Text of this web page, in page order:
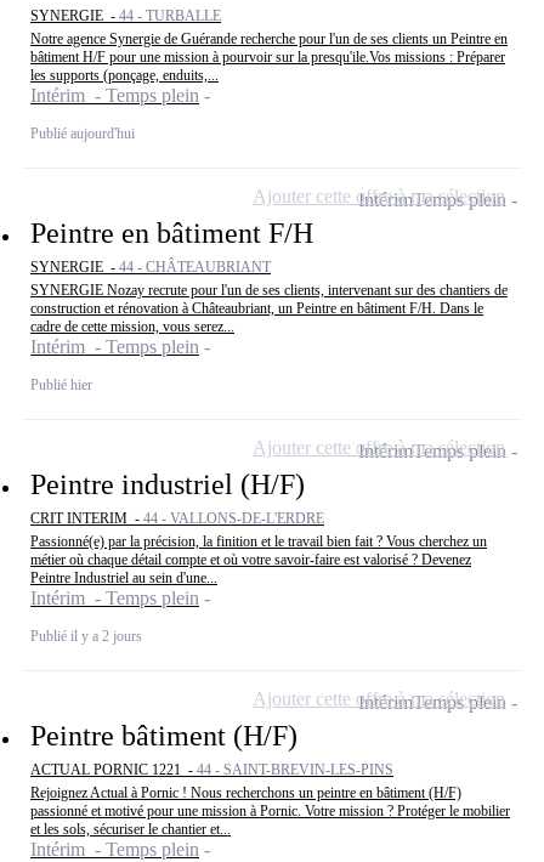
SYNERGIE - 44 - TURBALLE
Notre agence Synergie de Guérande recherche pour l'un de ses clients un Peintre en
bâtiment H/F pour une mission à pourvoir sur la presqu'ile.Vos missions : Préparer
les supports (ponçage, enduits,...
Intérim - Temps plein
Publié aujourd'hui
Peintre en bâtiment F/H
SYNERGIE - 44 - CHÂTEAUBRIANT
SYNERGIE Nozay recrute pour l'un de ses clients, intervenant sur des chantiers de
construction et rénovation à Châteaubriant, un Peintre en bâtiment F/H. Dans le
cadre de cette mission, vous serez...
Intérim - Temps plein
Publié hier
IntérimTemps plein
Ajouter cette offre à ma sélection
Peintre industriel (H/F)
CRIT INTERIM - 44 - VALLONS-DE-L'ERDRE
Passionné(e) par la précision, la finition et le travail bien fait ? Vous cherchez un
métier où chaque détail compte et où votre savoir-faire est valorisé ? Devenez
Peintre Industriel au sein d'une...
Intérim - Temps plein
Publié il y a 2 jours
IntérimTemps plein
Ajouter cette offre à ma sélection
Peintre bâtiment (H/F)
ACTUAL PORNIC 1221 - 44 - SAINT-BREVIN-LES-PINS
Rejoignez Actual à Pornic ! Nous recherchons un peintre en bâtiment (H/F)
passionné et motivé pour une mission à Pornic. Votre mission ? Protéger le mobilier
et les sols, sécuriser le chantier et...
Intérim - Temps plein
IntérimTemps plein
Ajouter cette offre à ma sélection